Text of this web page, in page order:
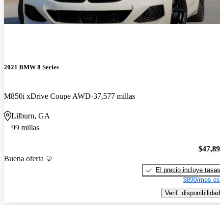
2021 BMW 8 Series
M850i xDrive Coupe AWD 37,577 millas
Lilburn, GA
99 millas
Buena oferta
El precio incluye tasas
$890/mes
Verif. disponibilidad